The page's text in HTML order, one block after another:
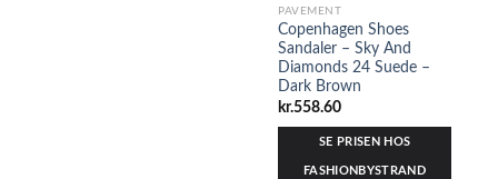
PAVEMENT
Copenhagen Shoes
Sandaler – Sky And
Diamonds 24 Suede –
Dark Brown
kr.558.60
SE PRISEN HOS
FASHIONBYSTRAND